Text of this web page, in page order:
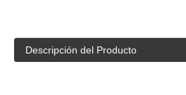
Descripción del Producto